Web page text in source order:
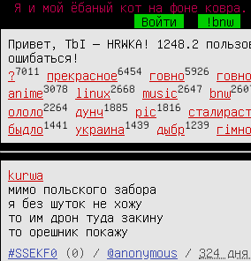
Я и мой ёбаный кот на фоне ковра.
Войти
!bnw
Привет, TbI — HRWKA! 1248.2
ошибаться!
?7011 прекрасное6454 говно5926
anime3078 linux2668 music2647 bnw
ололо2264 дунч1885 pic1816
быдло1441 украина1439 дыбр1239 гімно
kurwa
мимо польского забора
я без шуток не хожу
то им дрон туда закину
то орешник покажу
#SSEKF0
(0) / @anonymous / 324